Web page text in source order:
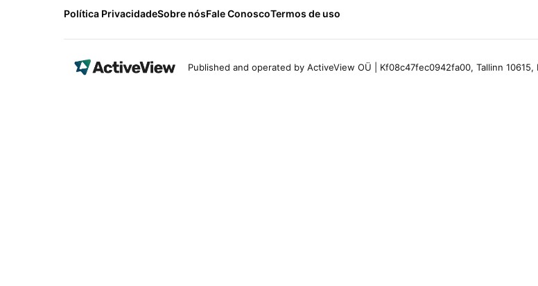
Política PrivacidadeSobre nósFale ConoscoTermos de uso
Published and operated by ActiveView OÜ | Kf08c47fec0942fa00, Tallinn